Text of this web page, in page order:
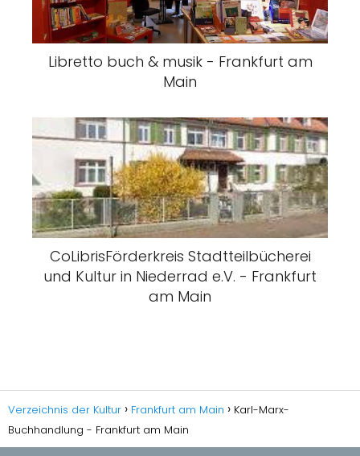
Libretto buch & musik - Frankfurt am
Main
CoLibrisFörderkreis Stadtteilbücherei
und Kultur in Niederrad e.V. - Frankfurt
am Main
Verzeichnis der Kultur Frankfurt am Main
Karl-Marx-
Buchhandlung - Frankfurt am Main